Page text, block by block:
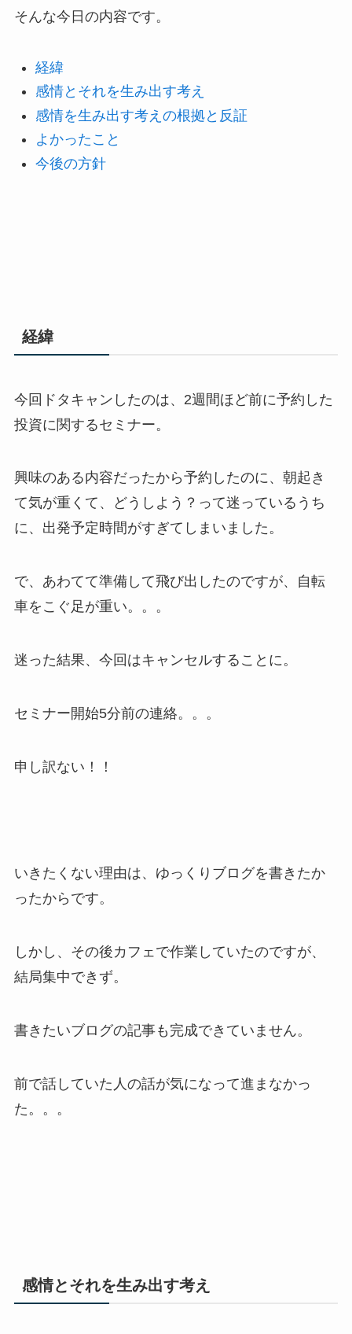
そんな今日の内容です。
経緯
感情とそれを生み出す考え
感情を生み出す考えの根拠と反証
よかったこと
今後の方針
経緯
今回ドタキャンしたのは、2週間ほど前に予約した
投資に関するセミナー。
興味のある内容だったから予約したのに、朝起き
て気が重くて、どうしよう？って迷っているうち
に、出発予定時間がすぎてしまいました。
で、あわてて準備して飛び出したのですが、自転
車をこぐ足が重い。。。
迷った結果、今回はキャンセルすることに。
セミナー開始5分前の連絡。。。
申し訳ない！！
いきたくない理由は、ゆっくりブログを書きたか
ったからです。
しかし、その後カフェで作業していたのですが、
結局集中できず。
書きたいブログの記事も完成できていません。
前で話していた人の話が気になって進まなかっ
た。。。
感情とそれを生み出す考え